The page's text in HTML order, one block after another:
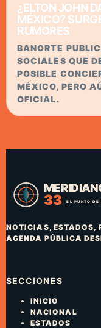
¿ELTON JOHN
MÉXICO?
RUMORES
BANORTE
SOCIALES QUE
POSIBLE
MÉXICO, PERO
OFICIAL.
NOTICIAS, ESTADOS,
AGENDA PÚBLICA
SECCIONES
INICIO
NACIONAL
ESTADOS